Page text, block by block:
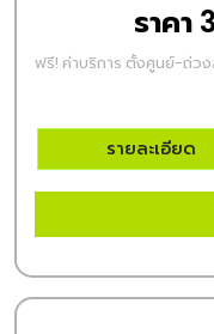
ราคา
ฟรี! ค่าบริการ ตั้งศูนย์-ถ่ว
รายละเอียด